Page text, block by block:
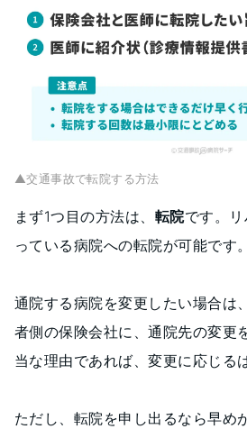
▲交通事故で転院する方法
まず1つ目の方法は、 転院です。
っている病院への転院が可能です。
通院する病院を変更したい場合は
者側の保険会社に、通院先の変更
当な理由であれば、変更に応じる
ただし、転院を申し出るなら早め